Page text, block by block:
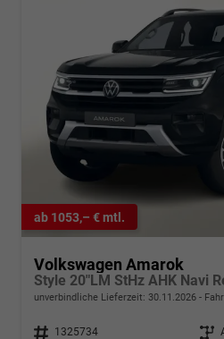
ab 1053,– € mtl.
Volkswagen Amarok
Style 20"LM StHz AHK Navi
unverbindliche Lieferzeit: 30.11.2026
Fahrzeugnr. 1325734 Getriebe